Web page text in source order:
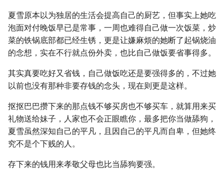
夏雪原本以为独居的生活会提高自己的厨艺，但事实上她吃
泡面对付晚饭早已是常事，一周也难得自己做一次饭菜，炒
菜的铁锅底部都已经生锈，更是让嫌麻烦的她断了起锅烧油
的念想，实在不行就点份外卖，也比自己做饭要省事得多。
其实真要吃好又省钱，自己做饭吃还是要强得多的，不过她
以前也没有那种非要存钱的念头，现在则更是这样。
抠抠巴巴攒下来的那点钱不够买房也不够买车，就算用来买
礼物送给妹子，人家也不会正眼瞧你，最多把你当做舔狗，
夏雪虽然深知自己的平凡，且因自己的平凡而自卑，但她终
究不是个下贱的人。
存下来的钱用来孝敬父母也比当舔狗要强。